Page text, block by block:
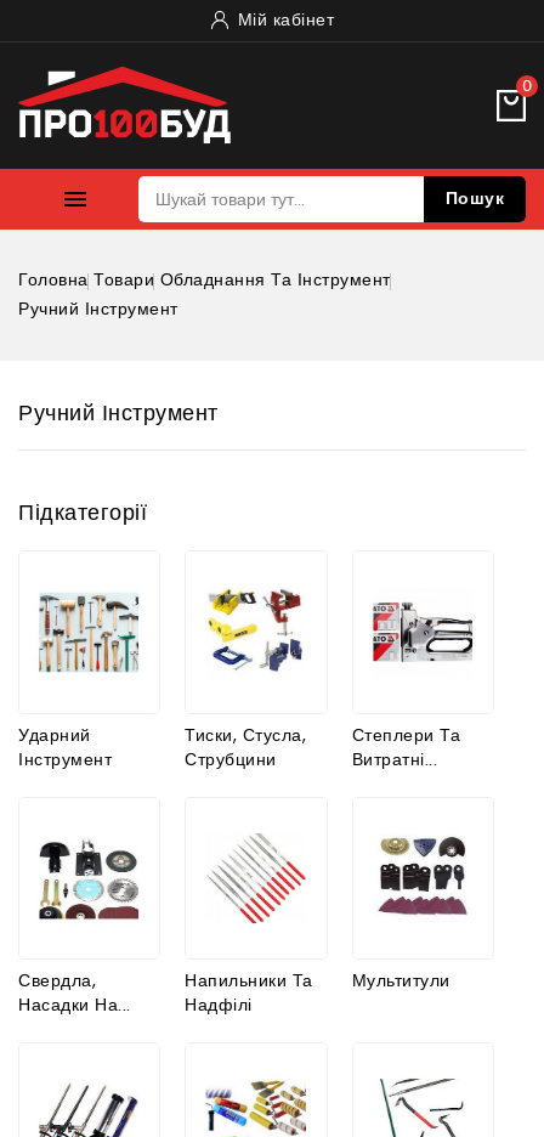
Мій кабінет
0
 Пошук
Головна Товари Обладнання Та Інструмент
Ручний Інструмент
Ручний Інструмент
Підкатегорії
Ударний
Інструмент
Тиски, Стусла,
Струбцини
Степлери Та
Витратні...
Свердла,
Насадки На...
Напильники Та
Надфілі
Мультитули
цегли та блоків
лампи